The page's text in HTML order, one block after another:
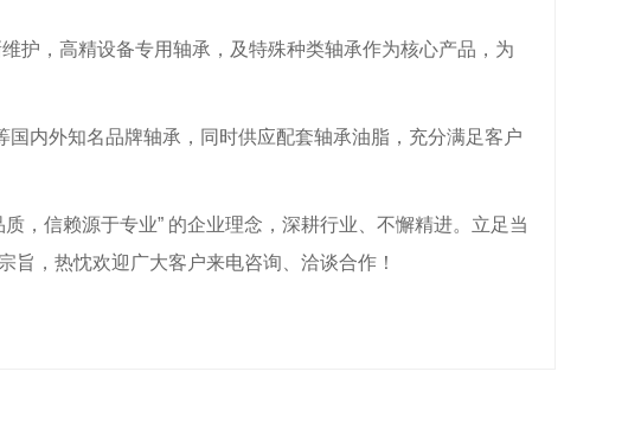
护，高精设备专用轴承，及特殊种类轴承作为核心产品，为
内外知名品牌轴承，同时供应配套轴承油脂，充分满足客户
，信赖源于专业” 的企业理念，深耕行业、不懈精进。立足当
，热忱欢迎广大客户来电咨询、洽谈合作！